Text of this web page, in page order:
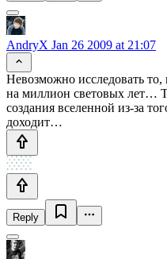
AndryX Jan 26 2009 at 21:07
Невозможно исследовать
на миллион световых лет…
создания вселенной из-за
доходит…
Reply